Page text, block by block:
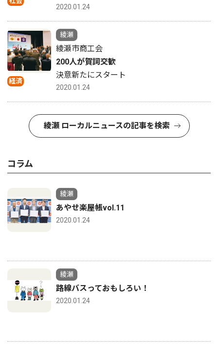
2020.01.24
経済
綾瀬
綾瀬市商工会
200人が賀詞交歓
決意新たにスタート
2020.01.24
綾瀬 ローカルニュースの記事を検索
コラム
綾瀬
あやせ楽屋帳vol.11
2020.01.24
綾瀬
路線バスっておもしろい！
2020.01.24